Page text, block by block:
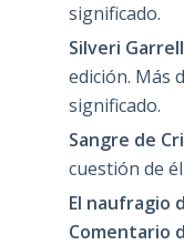
significado.
Silveri Garrell
edición. Más
significado.
Sangre de
cuestión de
El naufragio
Comentario